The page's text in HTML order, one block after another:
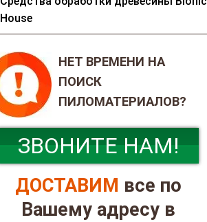
House
НЕТ ВРЕМЕНИ НА
ПОИСК
ПИЛОМАТЕРИАЛОВ?
ЗВОНИТЕ НАМ!
ДОСТАВИМ все по
Вашему адресу в